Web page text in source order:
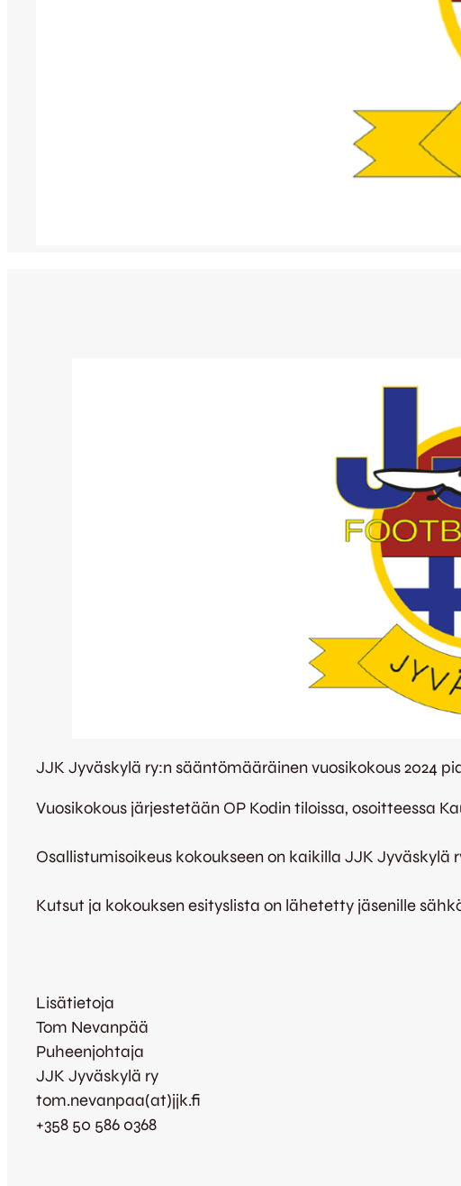
JJK Jyväskylä ry:n sääntömääräinen vuosikokous 2024
Vuosikokous järjestetään OP Kodin tiloissa, osoitteessa
Osallistumisoikeus kokoukseen on kaikilla JJK
Kutsut ja kokouksen esityslista on lähetetty jäsenille
Lisätietoja
Tom Nevanpää
Puheenjohtaja
JJK Jyväskylä ry
tom.nevanpaa(at)jjk.fi
+358 50 586 0368